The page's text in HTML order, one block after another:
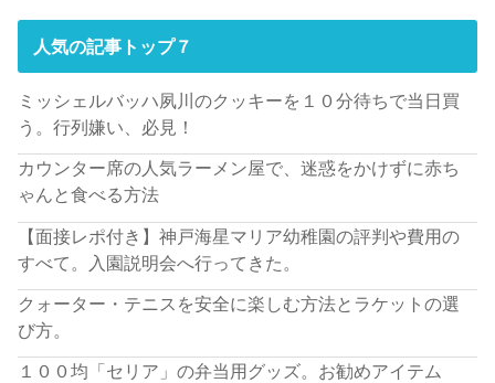
人気の記事トップ７
ミッシェルバッハ夙川のクッキーを１０分待ちで当日買
う。行列嫌い、必見！
カウンター席の人気ラーメン屋で、迷惑をかけずに赤ち
ゃんと食べる方法
【面接レポ付き】神戸海星マリア幼稚園の評判や費用の
すべて。入園説明会へ行ってきた。
クォーター・テニスを安全に楽しむ方法とラケットの選
び方。
１００均「セリア」の弁当用グッズ。お勧めアイテム